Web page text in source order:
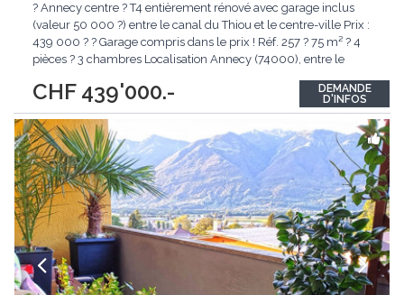
CHF 439'000.-
? Annecy centre ? T4 entièrement rénové avec garage inclus
(valeur 50 000 ?) entre le canal du Thiou et le centre-ville Prix :
439 000 ? ? Garage compris dans le prix ! Réf. 257 ? 75 m² ? 4
pièces ? 3 chambres Localisation Annecy (74000), entre le
recherché et très central. À deux pas des commerces, écoles,
transports,...
DEMANDE
D'INFOS